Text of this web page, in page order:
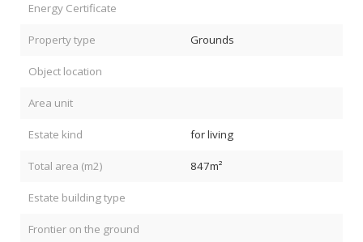
Energy Certificate
Property type Grounds
Object location
Area unit
Estate kind for living
Total area (m2) 847m²
Estate building type
Frontier on the ground